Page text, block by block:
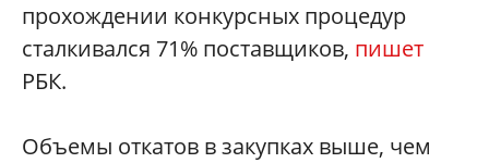
прохождении конкурсных процедур
сталкивался 71% поставщиков, пишет
РБК.
Объемы откатов в закупках выше, чем